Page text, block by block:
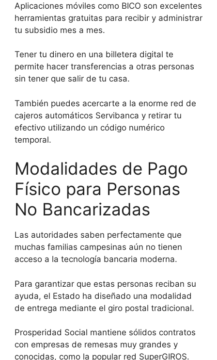
Aplicaciones móviles como BICO son excelentes
herramientas gratuitas para recibir y administrar
tu subsidio mes a mes.
Tener tu dinero en una billetera digital te
permite hacer transferencias a otras personas
sin tener que salir de tu casa.
También puedes acercarte a la enorme red de
cajeros automáticos Servibanca y retirar tu
efectivo utilizando un código numérico
temporal.
Modalidades de Pago
Físico para Personas
No Bancarizadas
Las autoridades saben perfectamente que
muchas familias campesinas aún no tienen
acceso a la tecnología bancaria moderna.
Para garantizar que estas personas reciban su
ayuda, el Estado ha diseñado una modalidad
de entrega mediante el giro postal tradicional.
Prosperidad Social mantiene sólidos contratos
con empresas de remesas muy grandes y
conocidas, como la popular red SuperGIROS.